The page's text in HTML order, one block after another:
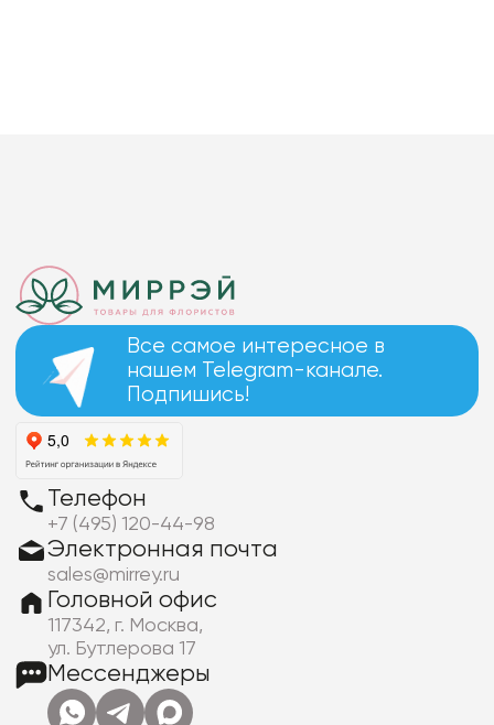
Все самое интересное в
нашем Telegram-канале.
Подпишись!
Телефон
+7 (495) 120-44-98
Электронная почта
sales@mirrey.ru
Головной офис
117342, г. Москва,
ул. Бутлерова 17
Мессенджеры